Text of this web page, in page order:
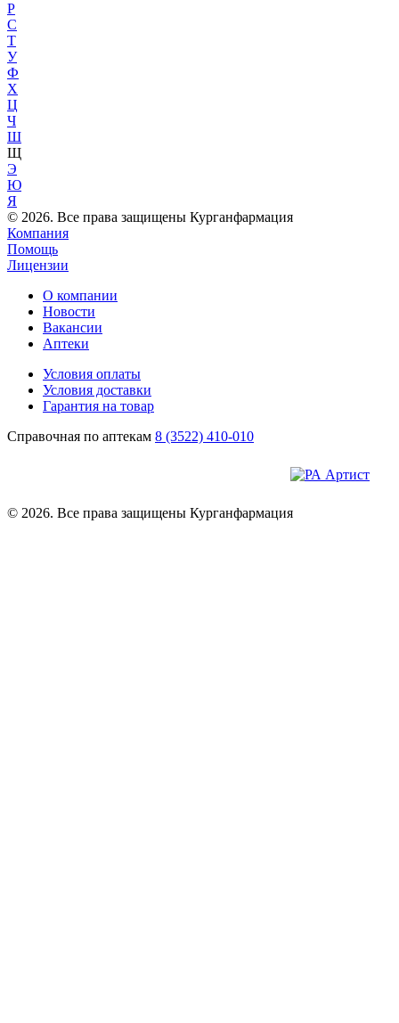
Р
С
Т
У
Ф
Х
Ц
Ч
Ш
Щ
Э
Ю
Я
© 2026. Все права защищены Курганфармация
Компания
Помощь
Лицензии
О компании
Новости
Вакансии
Аптеки
Условия оплаты
Условия доставки
Гарантия на товар
Справочная по аптекам 8 (3522) 410-010
© 2026. Все права защищены Курганфармация